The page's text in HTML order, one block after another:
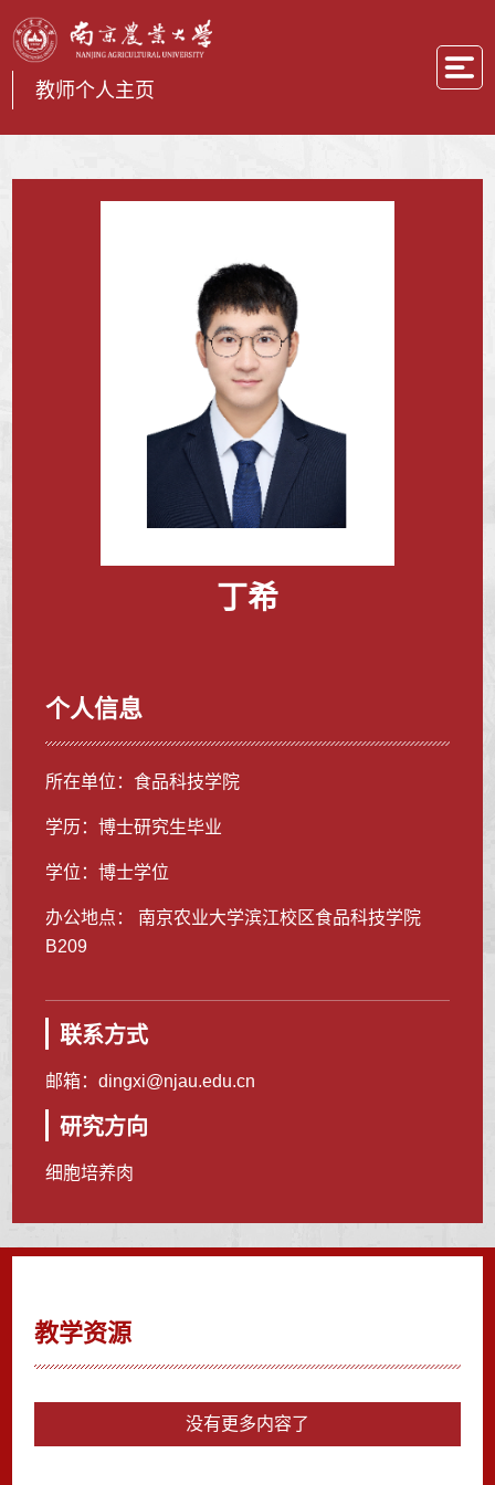
教师个人主页
丁希
个人信息
所在单位：食品科技学院
学历：博士研究生毕业
学位：博士学位
办公地点： 南京农业大学滨江校区食品科技学院
B209
联系方式
邮箱：dingxi@njau.edu.cn
研究方向
细胞培养肉
教学资源
没有更多内容了